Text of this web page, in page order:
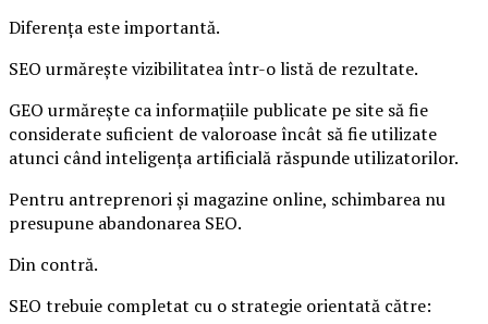
Diferența este importantă.
SEO urmărește vizibilitatea într-o listă de rezultate.
GEO urmărește ca informațiile publicate pe site să fie
considerate suficient de valoroase încât să fie utilizate
atunci când inteligența artificială răspunde utilizatorilor.
Pentru antreprenori și magazine online, schimbarea nu
presupune abandonarea SEO.
Din contră.
SEO trebuie completat cu o strategie orientată către: